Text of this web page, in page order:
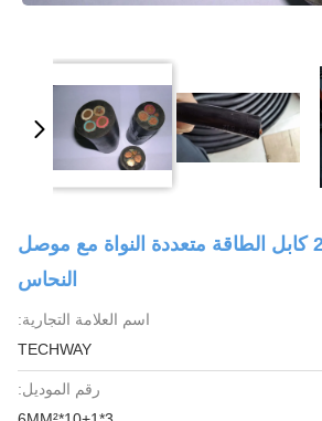
EPR العزل 21mm كابل الطاقة متعددة النواة مع موصل
النحاس
اسم العلامة التجارية:
TECHWAY
رقم الموديل: